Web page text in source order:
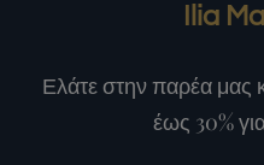
Ilia
Ελάτε στην παρέα μας
έως 30%